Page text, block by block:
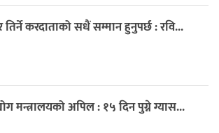
करदाताको सधैं सम्मान हुनुपर्छ : रवि...
मन्त्रालयको अपिल : १५ दिन पुग्ने ग्यास...